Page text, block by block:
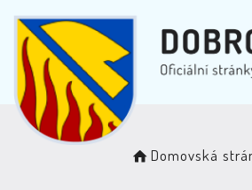
Domovská